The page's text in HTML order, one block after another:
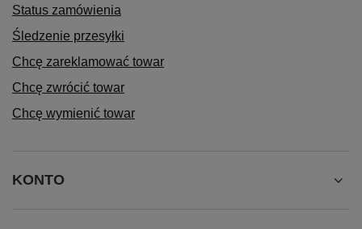
Status zamówienia
Śledzenie przesyłki
Chcę zareklamować towar
Chcę zwrócić towar
Chcę wymienić towar
KONTO